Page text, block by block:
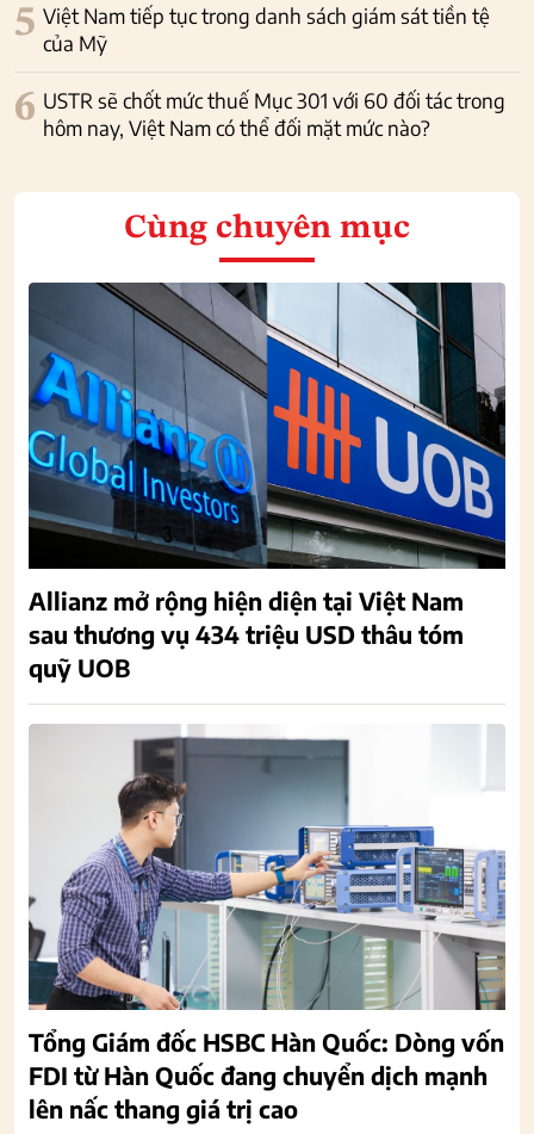
5 Việt Nam tiếp tục trong danh sách giám sát tiền tệ
của Mỹ
6 USTR sẽ chốt mức thuế Mục 301 với 60 đối tác trong
hôm nay, Việt Nam có thể đối mặt mức nào?
Cùng chuyên mục
Allianz mở rộng hiện diện tại Việt Nam
sau thương vụ 434 triệu USD thâu tóm
quỹ UOB
Tổng Giám đốc HSBC Hàn Quốc: Dòng vốn
FDI từ Hàn Quốc đang chuyển dịch mạnh
lên nấc thang giá trị cao